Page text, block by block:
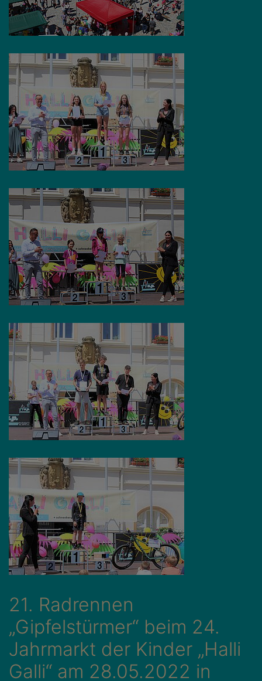
21. Radrennen
„Gipfelstürmer“ beim 24.
Jahrmarkt der Kinder „Halli
Galli“ am 28.05.2022 in